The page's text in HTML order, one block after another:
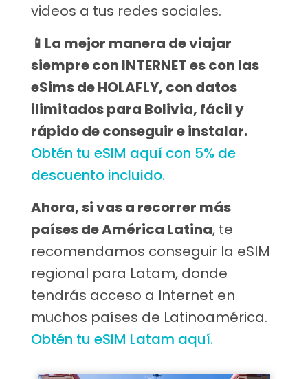
videos a tus redes sociales.
📱 La mejor manera de viajar
siempre con INTERNET es con las
eSims de HOLAFLY, con datos
ilimitados para Bolivia, fácil y
rápido de conseguir e instalar.
Obtén tu eSIM aquí con 5% de
descuento incluido.
Ahora, si vas a recorrer más
países de América Latina, te
recomendamos conseguir la eSIM
regional para Latam, donde
tendrás acceso a Internet en
muchos países de Latinoamérica.
Obtén tu eSIM Latam aquí.